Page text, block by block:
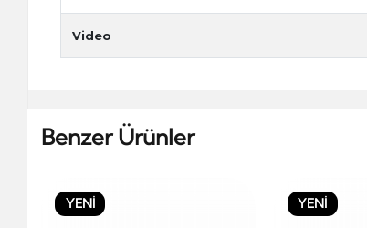
Video
Benzer Ürünler
YENİ YENİ